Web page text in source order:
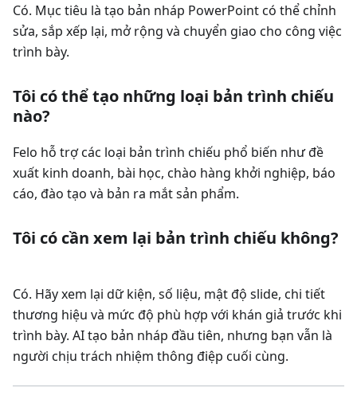
Có. Mục tiêu là tạo bản nháp PowerPoint có thể chỉnh
sửa, sắp xếp lại, mở rộng và chuyển giao cho công việc
trình bày.
Tôi có thể tạo những loại bản trình chiếu
nào?
Felo hỗ trợ các loại bản trình chiếu phổ biến như đề
xuất kinh doanh, bài học, chào hàng khởi nghiệp, báo
cáo, đào tạo và bản ra mắt sản phẩm.
Tôi có cần xem lại bản trình chiếu không?
Có. Hãy xem lại dữ kiện, số liệu, mật độ slide, chi tiết
thương hiệu và mức độ phù hợp với khán giả trước khi
trình bày. AI tạo bản nháp đầu tiên, nhưng bạn vẫn là
người chịu trách nhiệm thông điệp cuối cùng.